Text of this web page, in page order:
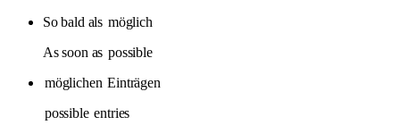
So bald als möglich
As soon as possible
möglichen Einträgen
possible entries